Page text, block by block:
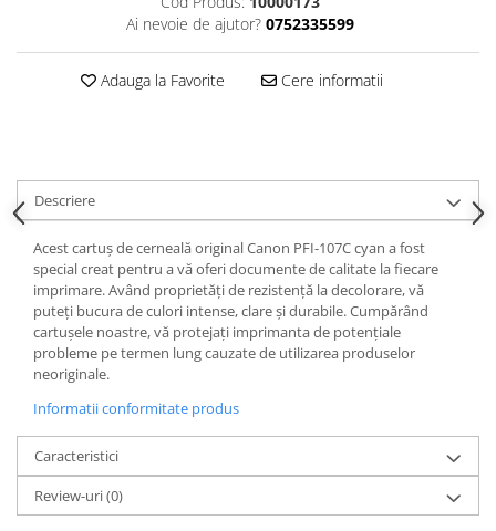
Ai nevoie de ajutor? 0752335599
Adauga la Favorite Cere informatii
Descriere
Acest cartuș de cerneală original Canon PFI-107C cyan a fost
special creat pentru a vă oferi documente de calitate la fiecare
imprimare. Având proprietăți de rezistență la decolorare, vă
puteți bucura de culori intense, clare și durabile. Cumpărând
cartușele noastre, vă protejați imprimanta de potențiale
probleme pe termen lung cauzate de utilizarea produselor
neoriginale.
Informatii conformitate produs
Caracteristici
Review-uri(0)